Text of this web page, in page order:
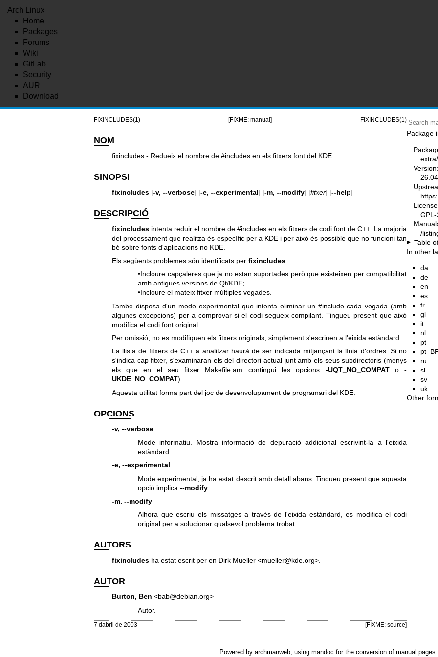
Arch Linux
Home
Packages
Forums
Wiki
GitLab
Security
AUR
Download
FIXINCLUDES(1) [FIXME: manual] FIXINCLUDES(1)
NOM
fixincludes - Redueix el nombre de #includes en els fitxers font del KDE
SINOPSI
fixincludes[-v, --verbose] [-e, --experimental] [-m, --modify] [fitxer] [--help]
DESCRIPCIÓ
fixincludesintenta reduir el nombre de #includes en els fitxers de codi font de C++. La majoria
del processament que realitza és específic per a KDE i per això és possible que no funcioni tan
bé sobre fonts d'aplicacions no KDE.
Els següents problemes són identificats per fixincludes:
•Incloure capçaleres que ja no estan suportades però que existeixen per compatibilitat
amb antigues versions de Qt/KDE;
•Incloure el mateix fitxer múltiples vegades.
També disposa d'un mode experimental que intenta eliminar un #include cada vegada (amb
algunes excepcions) per a comprovar si el codi segueix compilant. Tingueu present que això
modifica el codi font original.
Per omissió, no es modifiquen els fitxers originals, simplement s'escriuen a l'eixida estàndard.
La llista de fitxers de C++ a analitzar haurà de ser indicada mitjançant la línia d'ordres. Si no
s'indica cap fitxer, s'examinaran els del directori actual junt amb els seus subdirectoris (menys
els que en el seu fitxer Makefile.am contingui les opcions -UQT_NO_COMPATo-
UKDE_NO_COMPAT).
Aquesta utilitat forma part del joc de desenvolupament de programari del KDE.
OPCIONS
-v, --verbose
Mode informatiu. Mostra informació de depuració addicional escrivint-la a l'eixida
estàndard.
-e, --experimental
Mode experimental, ja ha estat descrit amb detall abans. Tingueu present que aquesta
opció implica--modify
-m, --modify
Alhora que escriu els missatges a través de l'eixida estàndard, es modifica el codi
original per a solucionar qualsevol problema trobat.
AUTORS
fixincludesha estat escrit per en Dirk Mueller <mueller@kde.org>.
AUTOR
Burton, Ben <bab@debian.org>
Autor.
7 dabril de 2003 [FIXME: source]
Package
Version:
/
Table
In other
da
de
en
es
fr
gl
it
nl
pt
ru
sl
sv
uk
Other
Powered by archmanweb , using mandoc for the conversion of manual pages.